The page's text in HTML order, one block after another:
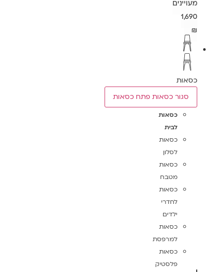
מעויינים
1,690
₪
כסאות
סגור כסאות פתח כסאות
כסאות
לבית
כסאות
לסלון
כסאות
מטבח
כסאות
לחדרי
ילדים
כסאות
למרפסת
כסאות
פלסטיק